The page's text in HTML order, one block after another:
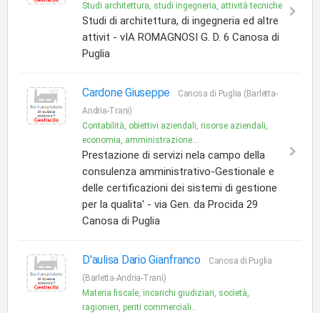
Studi architettura, studi ingegneria, attività tecniche
Studi di architettura, di ingegneria ed altre
attivit - vIA ROMAGNOSI G. D. 6 Canosa di
Puglia
Cardone Giuseppe
Canosa di Puglia (Barletta-
Andria-Trani)
Contabilità, obiettivi aziendali, risorse aziendali,
economia, amministrazione...
Prestazione di servizi nela campo della
consulenza amministrativo-Gestionale e
delle certificazioni dei sistemi di gestione
per la qualita' - via Gen. da Procida 29
Canosa di Puglia
D'aulisa Dario Gianfranco
Canosa di Puglia
(Barletta-Andria-Trani)
Materia fiscale, incarichi giudiziari, società,
ragionieri, periti commerciali...